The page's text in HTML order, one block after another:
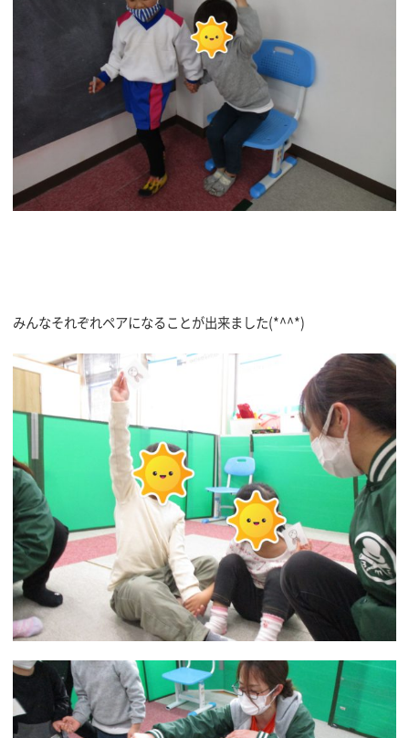
みんなそれぞれペアになることが出来ました(*^^*)